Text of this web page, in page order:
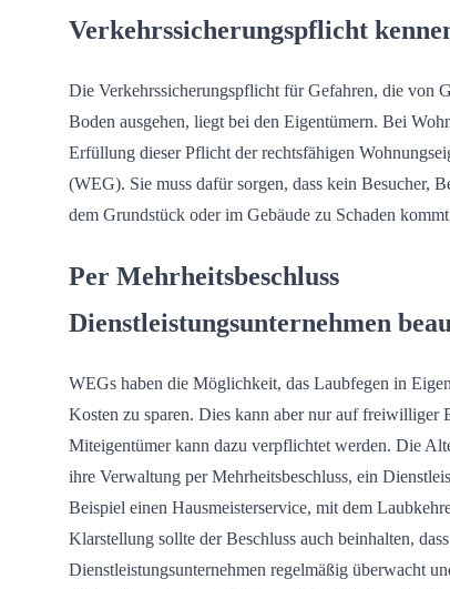
Verkehrssicherungspflicht
Die Verkehrssicherungspflicht für Gefahren, die von
Boden ausgehen, liegt bei den Eigentümern. Bei
Erfüllung dieser Pflicht der rechtsfähigen
(WEG). Sie muss dafür sorgen, dass kein Besucher,
dem Grundstück oder im Gebäude zu Schaden
Per Mehrheitsbeschluss
Dienstleistungsunternehmen
WEGs haben die Möglichkeit, das Laubfegen in
Kosten zu sparen. Dies kann aber nur auf freiwilliger
Miteigentümer kann dazu verpflichtet werden. Die
ihre Verwaltung per Mehrheitsbeschluss, ein
Beispiel einen Hausmeisterservice, mit dem
Klarstellung sollte der Beschluss auch beinhalten,
Dienstleistungsunternehmen regelmäßig überwacht